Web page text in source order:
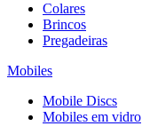
Colares
Brincos
Pregadeiras
Mobiles
Mobile Discs
Mobiles em vidro